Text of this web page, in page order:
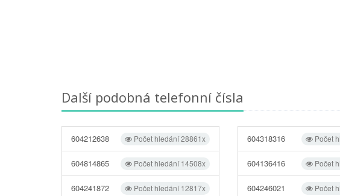
Další podobná telefonní čísla
Počet hledání 28861x
604212638
Počet hledání 14508x
604814865
Počet hledání 12817x
604241872
Počet
604318316
Počet
604136416
Počet
604246021